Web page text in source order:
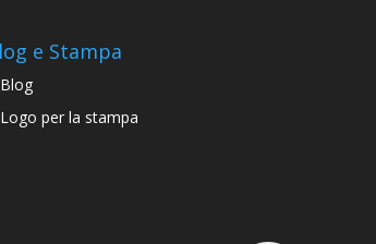
e Stampa
Blog
Logo per la stampa